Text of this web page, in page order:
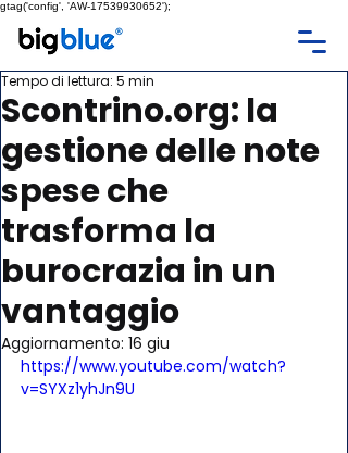
gtag('config', 'AW-17539930652');
Scontrino.org: la
gestione delle note
spese che
trasforma la
burocrazia in un
vantaggio
Tempo di lettura: 5 min
Aggiornamento: 16 giu
https://www.youtube.com/watch?
v=SYXz1yhJn9U